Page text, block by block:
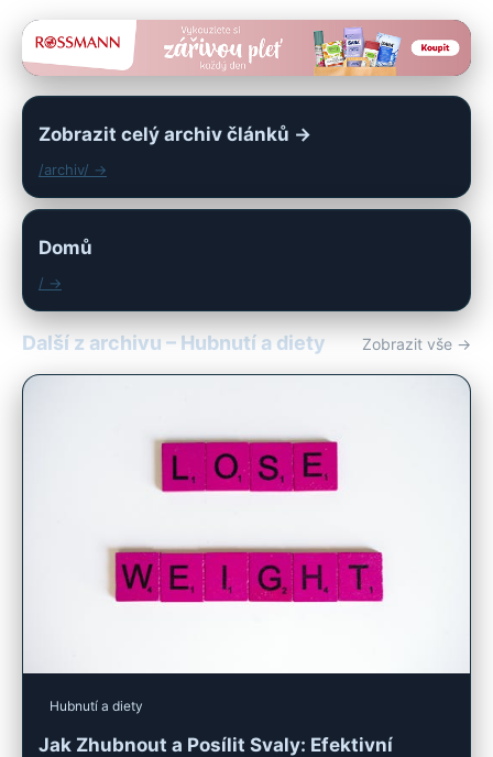
Zobrazit celý archiv článků →
/archiv/ →
Domů
/ →
Další z archivu – Hubnutí a diety Zobrazit vše →
Hubnutí a diety
Jak Zhubnout a Posílit Svaly: Efektivní